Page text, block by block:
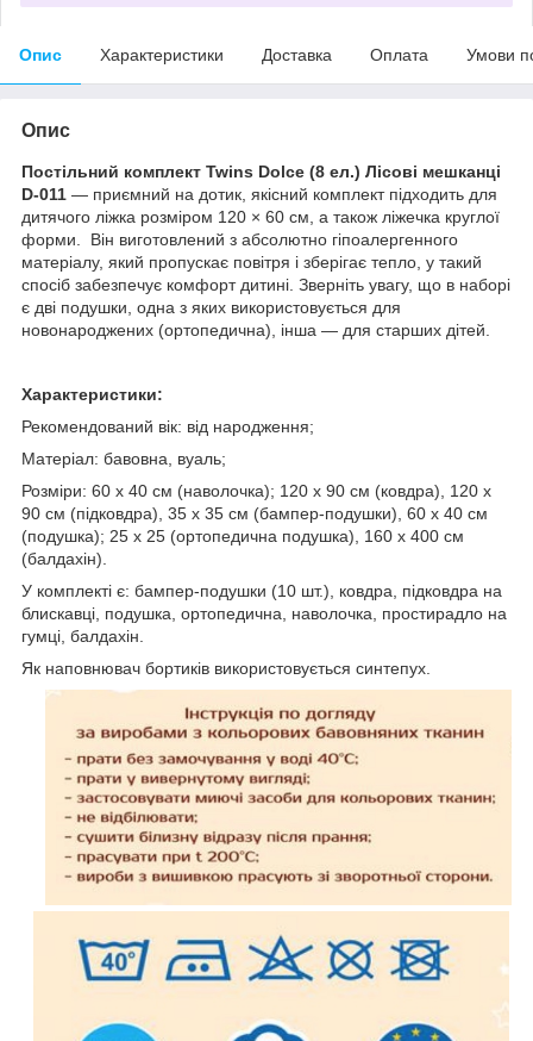
Опис Характеристики Доставка Оплата Умови
Опис
Постільний комплект Twins Dolce (8 ел.) Лісові мешканці
D-011 — приємний на дотик, якісний комплект підходить для
дитячого ліжка розміром 120 × 60 см, а також ліжечка круглої
форми. Він виготовлений з абсолютно гіпоалергенного
матеріалу, який пропускає повітря і зберігає тепло, у такий
спосіб забезпечує комфорт дитині. Зверніть увагу, що в наборі
є дві подушки, одна з яких використовується для
новонароджених (ортопедична), інша — для старших дітей.
Характеристики:
Рекомендований вік: від народження;
Матеріал: бавовна, вуаль;
Розміри: 60 х 40 см (наволочка); 120 х 90 см (ковдра), 120 х
90 см (підковдра), 35 х 35 см (бампер-подушки), 60 х 40 см
(подушка); 25 х 25 (ортопедична подушка), 160 х 400 см
(балдахін).
У комплекті є: бампер-подушки (10 шт.), ковдра, підковдра на
блискавці, подушка, ортопедична, наволочка, простирадло на
гумці, балдахін.
Як наповнювач бортиків використовується синтепух.